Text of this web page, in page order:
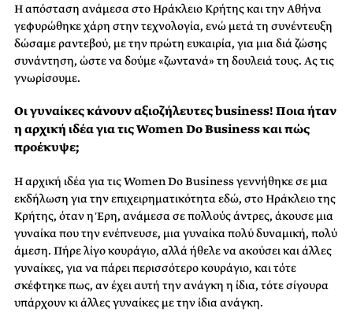
Η απόσταση ανάμεσα στο Ηράκλειο Κρήτης και την Αθήνα
γεφυρώθηκε χάρη στην τεχνολογία, ενώ μετά τη συνέντευξη
δώσαμε ραντεβού, με την πρώτη ευκαιρία, για μια διά ζώσης
συνάντηση, ώστε να δούμε «ζωντανά» τη δουλειά τους. Ας τις
γνωρίσουμε.
Οι γυναίκες κάνουν αξιοζήλευτες business! Ποια ήταν
η αρχική ιδέα για τις Women Do Business και πώς
προέκυψε;
Η αρχική ιδέα για τις Women Do Business γεννήθηκε σε μια
εκδήλωση για την επιχειρηματικότητα εδώ, στο Ηράκλειο της
Κρήτης, όταν η Έρη, ανάμεσα σε πολλούς άντρες, άκουσε μια
γυναίκα που την ενέπνευσε, μια γυναίκα πολύ δυναμική, πολύ
άμεση. Πήρε λίγο κουράγιο, αλλά ήθελε να ακούσει και άλλες
γυναίκες, για να πάρει περισσότερο κουράγιο, και τότε
σκέφτηκε πως, αν έχει αυτή την ανάγκη η ίδια, τότε σίγουρα
υπάρχουν κι άλλες γυναίκες με την ίδια ανάγκη.